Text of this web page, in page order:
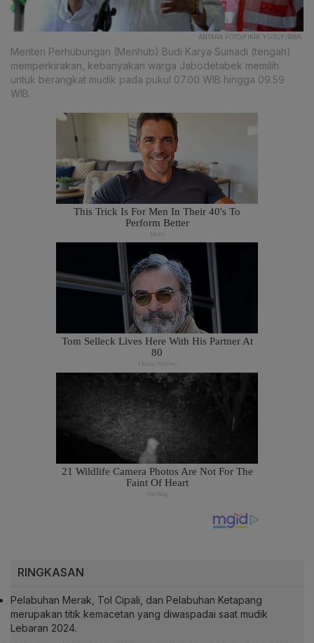
ANTARA FOTO/FIKRI YUSUF/RWA.
Menteri Perhubungan (Menhub) Budi Karya Sumadi (tengah)
memperkirakan, kebanyakan warga Jabodetabek memilih
untuk berangkat mudik pada pukul 07.00 WIB hingga 09.59
WIB.
RINGKASAN
Pelabuhan Merak, Tol Cipali, dan Pelabuhan Ketapang
merupakan titik kemacetan yang diwaspadai saat mudik
Lebaran 2024.